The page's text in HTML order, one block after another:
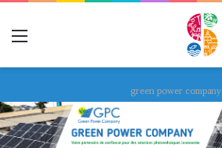
green power company